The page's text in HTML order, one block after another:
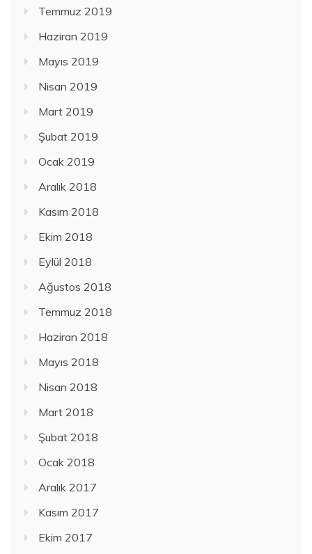
Temmuz 2019
Haziran 2019
Mayıs 2019
Nisan 2019
Mart 2019
Şubat 2019
Ocak 2019
Aralık 2018
Kasım 2018
Ekim 2018
Eylül 2018
Ağustos 2018
Temmuz 2018
Haziran 2018
Mayıs 2018
Nisan 2018
Mart 2018
Şubat 2018
Ocak 2018
Aralık 2017
Kasım 2017
Ekim 2017